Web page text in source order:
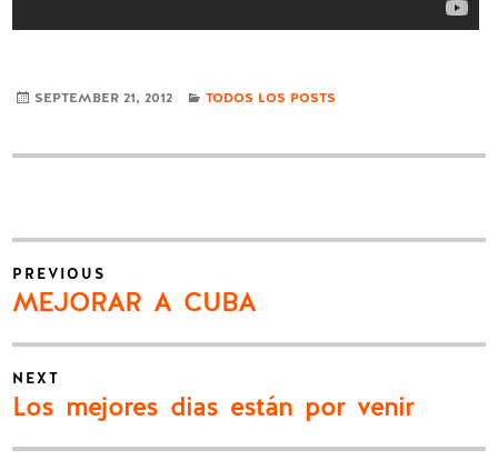
SEPTEMBER 21, 2012 CATEGORIES
TODOS LOS POSTS
Post
navigation
PREVIOUS
Previous
MEJORAR A CUBA
NEXT
Next
Los mejores dias están por venir